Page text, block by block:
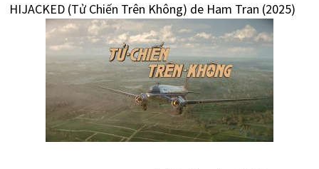
HIJACKED (Tử Chiến Trên Không) de Ham Tran (2025)